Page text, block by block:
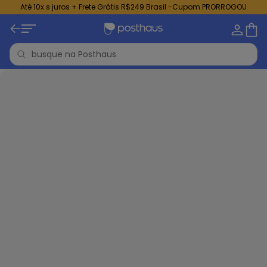
Até 10x s juros + Frete Grátis R$249 Brasil -Cupom PRORROGOU